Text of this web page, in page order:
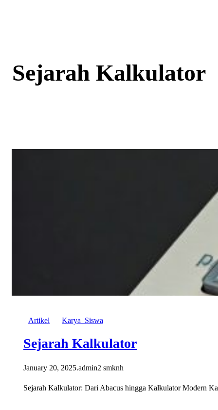
Sejarah Kalkulator
Artikel Karya_Siswa
Sejarah Kalkulator
January 20, 2025.admin2 smknh
Sejarah Kalkulator: Dari Abacus hingga Kalkulator Modern